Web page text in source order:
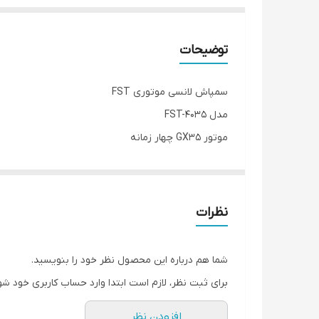
توضیحات
سمپاش لانسی موتوری FST
مدل FST-4035
موتور GX35 چهار زمانه
فشار پاشش: 15 - 25 بار
وزن: 14kg
نظرات
شما هم درباره این محصول نظر خود را بنویسید.
برای ثبت نظر، لازم است ابتدا وارد حساب کاربری خود